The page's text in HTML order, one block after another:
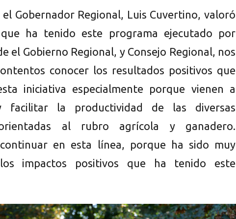
Gobernador Regional, Luis Cuvertino, valoró
ha tenido este programa ejecutado por
el Gobierno Regional, y Consejo Regional, nos
conocer los resultados positivos que
iniciativa especialmente porque vienen a
facilitar la productividad de las diversas
al rubro agrícola y ganadero.
continuar en esta línea, porque ha sido muy
impactos positivos que ha tenido este